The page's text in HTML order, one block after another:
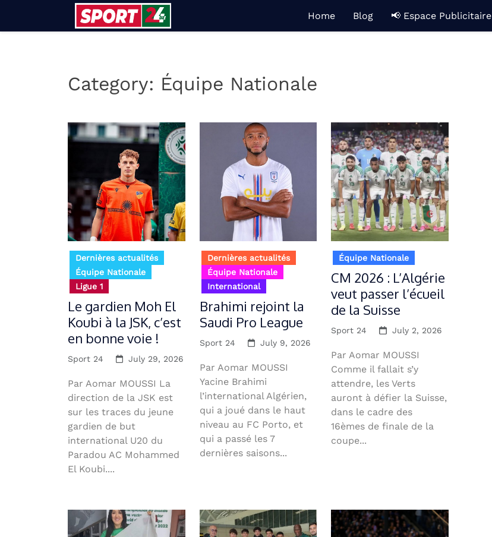
Home Blog 📢 Espace Publicitaire
Category: Équipe Nationale
Dernières actualités
Équipe Nationale
Ligue 1
Le gardien Moh El
Koubi à la JSK, c’est
en bonne voie !
Sport 24 July 29, 2026
Par Aomar MOUSSI La
direction de la JSK est
sur les traces du jeune
gardien de but
international U20 du
Paradou AC Mohammed
El Koubi....
Dernières actualités
Équipe Nationale
International
Brahimi rejoint la
Saudi Pro League
Sport 24 July 9, 2026
Par Aomar MOUSSI
Yacine Brahimi
l’international Algérien,
qui a joué dans le haut
niveau au FC Porto, et
qui a passé les 7
dernières saisons...
Équipe Nationale
CM 2026 : L’Algérie
veut passer l’écueil
de la Suisse
Sport 24 July 2, 2026
Par Aomar MOUSSI
Comme il fallait s’y
attendre, les Verts
auront à défier la Suisse,
dans le cadre des
16èmes de finale de la
coupe...